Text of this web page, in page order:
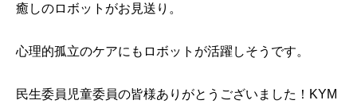
癒しのロボットがお見送り。
心理的孤立のケアにもロボットが活躍しそうです。
民生委員児童委員の皆様ありがとうございました！KYM